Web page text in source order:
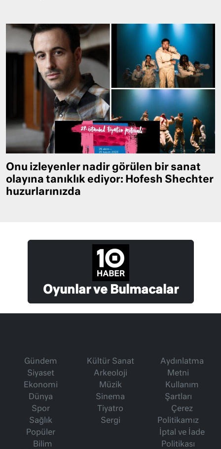
Onu izleyenler nadir görülen bir sanat
olayına tanıklık ediyor: Hofesh Shechter
huzurlarınızda
Oyunlar ve Bulmacalar
Gündem
Siyaset
Ekonomi
Dünya
Spor
Sağlık
Popüler
Bilim
Kültür Sanat
Arkeoloji
Müzik
Sinema
Tiyatro
Sergi
Aydınlatma
Metni
Kullanım
Şartları
Çerez
Politikamız
İptal ve İade
Politikası